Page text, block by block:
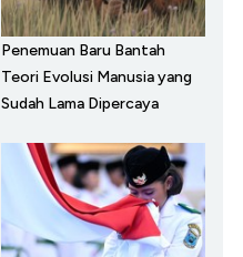
Penemuan Baru Bantah
Teori Evolusi Manusia yang
Sudah Lama Dipercaya